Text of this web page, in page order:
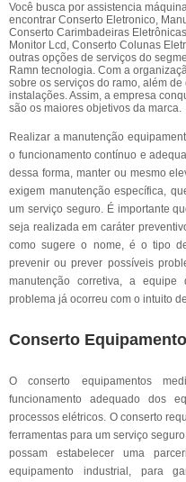
Você busca por assistencia
encontrar Conserto Eletronico,
Conserto Carimbadeiras
Monitor Lcd, Conserto Colunas
outras opções de serviços do
Ramn tecnologia. Com a
sobre os serviços do ramo, além
instalações. Assim, a empresa
são os maiores objetivos da marca.
Realizar a manutenção
o funcionamento contínuo e
dessa forma, manter ou mesmo
exigem manutenção específica,
um serviço seguro. É importante
seja realizada em caráter
como sugere o nome, é o tipo
prevenir ou prever possíveis
manutenção corretiva, a
problema já ocorreu com o intuito
Conserto
O conserto equipamentos
funcionamento adequado dos
processos elétricos. O conserto
ferramentas para um serviço
possam estabelecer uma
equipamento industrial, para